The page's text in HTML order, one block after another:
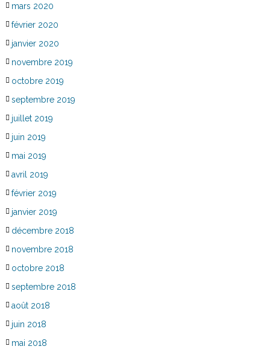
mars 2020
février 2020
janvier 2020
novembre 2019
octobre 2019
septembre 2019
juillet 2019
juin 2019
mai 2019
avril 2019
février 2019
janvier 2019
décembre 2018
novembre 2018
octobre 2018
septembre 2018
août 2018
juin 2018
mai 2018